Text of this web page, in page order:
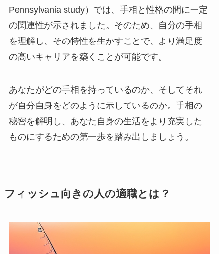
Pennsylvania study）では、手相と性格の間に一定
の関連性が示されました。そのため、自分の手相
を理解し、その特性を生かすことで、より満足度
の高いキャリアを築くことが可能です。
あなたがどの手相を持っているのか、そしてそれ
が自分自身をどのように示しているのか。手相の
秘密を解明し、あなた自身の生活をより充実した
ものにするための第一歩を踏み出しましょう。
フィッシュ向きの人の適職とは？